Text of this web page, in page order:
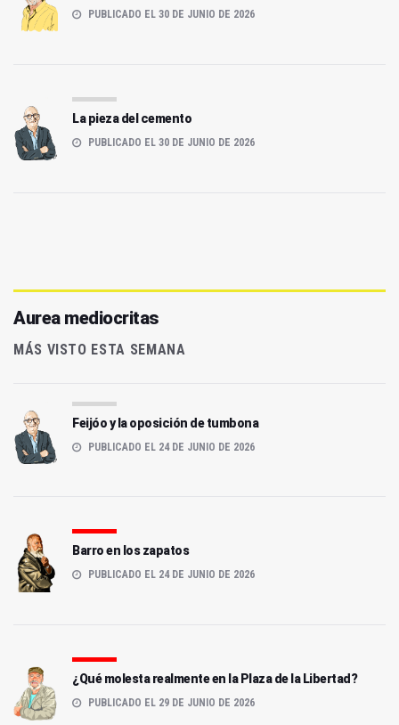
PUBLICADO EL 30 DE JUNIO DE 2026
La pieza del cemento
PUBLICADO EL 30 DE JUNIO DE 2026
Aurea mediocritas
MÁS VISTO ESTA SEMANA
Feijóo y la oposición de tumbona
PUBLICADO EL 24 DE JUNIO DE 2026
Barro en los zapatos
PUBLICADO EL 24 DE JUNIO DE 2026
¿Qué molesta realmente en la Plaza de la Libertad?
PUBLICADO EL 29 DE JUNIO DE 2026